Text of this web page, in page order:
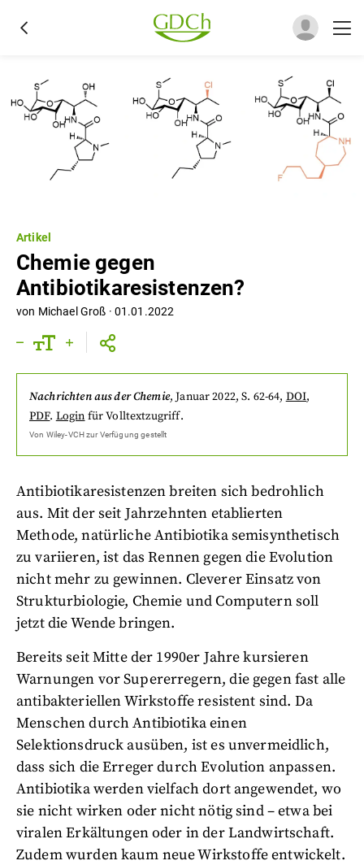
Artikel
Chemie gegen
Antibiotikaresistenzen?
von Michael Groß · 01.01.2022
Nachrichten aus der Chemie,Januar 2022, S. 62-64, DOI,
PDF. Login für Volltextzugriff.
Von Wiley-VCHzur Verfügung gestellt
Antibiotikaresistenzen breiten sich bedrohlich
aus. Mit der seit Jahrzehnten etablierten
Methode, natürliche Antibiotika semisynthetisch
zu variieren, ist das Rennen gegen die Evolution
nicht mehr zu gewinnen. Cleverer Einsatz von
Strukturbiologie, Chemie und Computern soll
jetzt die Wende bringen.
Bereits seit Mitte der 1990er Jahre kursieren
Warnungen vor Supererregern, die gegen fast alle
antibakteriellen Wirkstoffe resistent sind. Da
Menschen durch Antibiotika einen
Selektionsdruck ausüben, ist es unvermeidlich,
dass sich die Erreger durch Evolution anpassen.
Antibiotika werden vielfach dort angewendet, wo
sie nicht wirken oder nicht nötig sind – etwa bei
viralen Erkältungen oder in der Landwirtschaft.
Zudem wurden kaum neue Wirkstoffe entwickelt.